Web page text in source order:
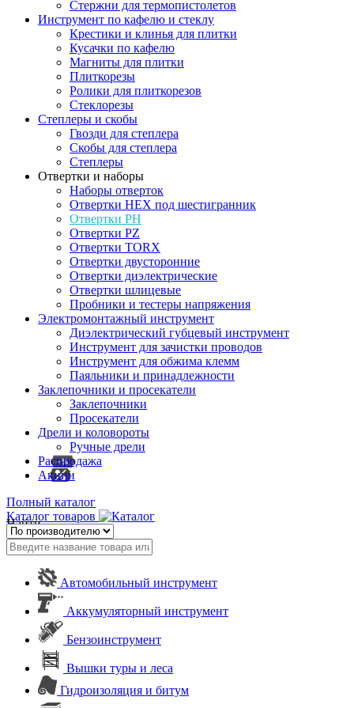
Стержни для термопистолетов
Инструмент по кафелю и стеклу
Крестики и клинья для плитки
Кусачки по кафелю
Магниты для плитки
Плиткорезы
Ролики для плиткорезов
Стеклорезы
Степлеры и скобы
Гвозди для степлера
Скобы для степлера
Степлеры
Отвертки и наборы
Наборы отверток
Отвертки HEX под шестигранник
Отвертки PH
Отвертки PZ
Отвертки TORX
Отвертки двусторонние
Отвертки диэлектрические
Отвертки шлицевые
Пробники и тестеры напряжения
Электромонтажный инструмент
Диэлектрический губцевый инструмент
Инструмент для зачистки проводов
Инструмент для обжима клемм
Паяльники и принадлежности
Заклепочники и просекатели
Заклепочники
Просекатели
Дрели и коловороты
Ручные дрели
Распродажа
Акции
Полный каталог
Каталог товаров
Найти
Автомобильный инструмент
Аккумуляторный инструмент
Бензоинструмент
Вышки туры и леса
Гидроизоляция и битум